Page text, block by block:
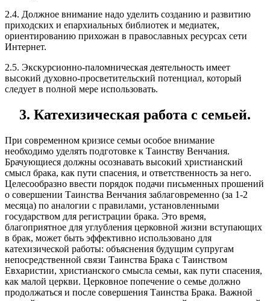
2.4. Должное внимание надо уделить созданию и развитию
приходских и епархиальных библиотек и медиатек,
ориентированию прихожан в православных ресурсах сети
Интернет.
2.5. Экскурсионно-паломническая деятельность имеет
высокий духовно-просветительский потенциал, который
следует в полной мере использовать.
3. Катехизическая работа с семьей.
При современном кризисе семьи особое внимание
необходимо уделять подготовке к Таинству Венчания.
Брачующиеся должны осознавать высокий христианский
смысл брака, как пути спасения, и ответственность за него.
Целесообразно ввести порядок подачи письменных прошений
о совершении Таинства Венчания заблаговременно (за 1-2
месяца) по аналогии с правилами, установленными
государством для регистрации брака. Это время,
благоприятное для углубления церковной жизни вступающих
в брак, может быть эффективно использовано для
катехизической работы: объяснения будущим супругам
непосредственной связи Таинства Брака с Таинством
Евхаристии, христианского смысла семьи, как пути спасения,
как малой церкви. Церковное попечение о семье должно
продолжаться и после совершения Таинства Брака. Важной